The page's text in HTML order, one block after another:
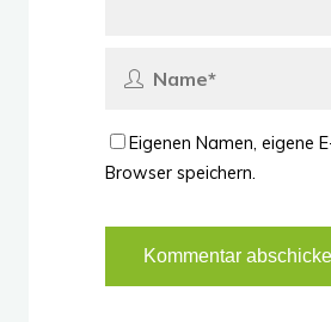
Eigenen Namen, eigene
Browser speichern.